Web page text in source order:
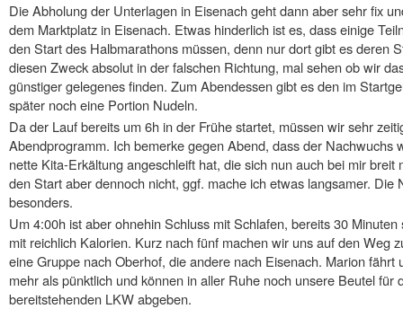
Die Abholung der Unterlagen in Eisenach geht dann aber sehr fix
dem Marktplatz in Eisenach. Etwas hinderlich ist es, dass einige
den Start des Halbmarathons müssen, denn nur dort gibt es deren
diesen Zweck absolut in der falschen Richtung, mal sehen ob wir
günstiger gelegenes finden. Zum Abendessen gibt es den im
später noch eine Portion Nudeln.
Da der Lauf bereits um 6h in der Frühe startet, müssen wir sehr
Abendprogramm. Ich bemerke gegen Abend, dass der Nachwuchs
nette Kita-Erkältung angeschleift hat, die sich nun auch bei mir breit
den Start aber dennoch nicht, ggf. mache ich etwas langsamer. Die
besonders.
Um 4:00h ist aber ohnehin Schluss mit Schlafen, bereits 30
mit reichlich Kalorien. Kurz nach fünf machen wir uns auf den Weg
eine Gruppe nach Oberhof, die andere nach Eisenach. Marion fährt
mehr als pünktlich und können in aller Ruhe noch unsere Beutel für
bereitstehenden LKW abgeben.